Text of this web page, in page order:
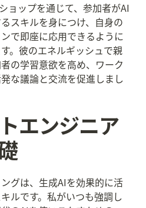
ョップを通じて、参加者がAI
スキルを身につけ、自身の
で即座に応用できるように
。彼のエネルギッシュで親
の学習意欲を高め、ワーク
な議論と交流を促進しまし
エンジニア
グは、生成AIを効果的に活
ルです。私がいつも強調し